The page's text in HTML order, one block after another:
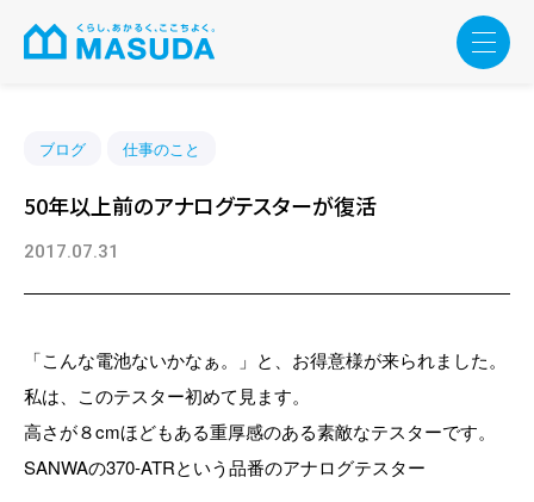
ブログ 仕事のこと
50年以上前のアナログテスターが復活
2017.07.31
「こんな電池ないかなぁ。」と、お得意様が来られました。
私は、このテスター初めて見ます。
高さが８cmほどもある重厚感のある素敵なテスターです。
SANWAの370-ATRという品番のアナログテスター